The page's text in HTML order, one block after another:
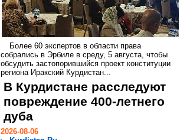
Более 60 экспертов в области права
собрались в Эрбиле в среду, 5 августа, чтобы
обсудить застопорившийся проект конституции
региона Иракский Курдистан...
В Курдистане расследуют
повреждение 400-летнего
дуба
2026-08-06